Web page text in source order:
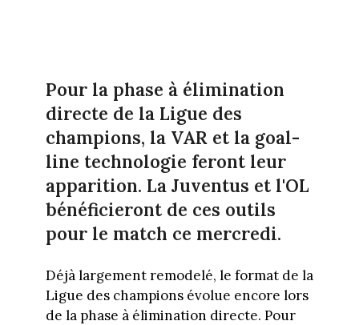
Pour la phase à élimination
directe de la Ligue des
champions, la VAR et la goal-
line technologie feront leur
apparition. La Juventus et l'OL
bénéficieront de ces outils
pour le match ce mercredi.
Déjà largement remodelé, le format de la
Ligue des champions évolue encore lors
de la phase à élimination directe. Pour